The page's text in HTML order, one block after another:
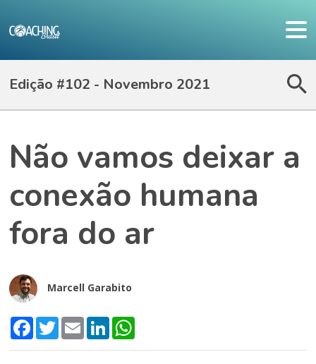
Edição #102 - Novembro 2021
Não vamos deixar a
conexão humana
fora do ar
Marcell Garabito
Facebook
TwitterEmail LinkedIn